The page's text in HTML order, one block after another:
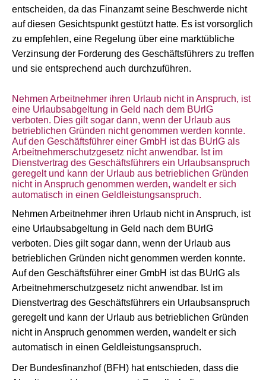
entscheiden, da das Finanzamt seine Beschwerde nicht
auf diesen Gesichtspunkt gestützt hatte. Es ist vorsorglich
zu empfehlen, eine Regelung über eine marktübliche
Verzinsung der Forderung des Geschäftsführers zu treffen
und sie entsprechend auch durchzuführen.
Nehmen Arbeitnehmer ihren Urlaub nicht in Anspruch, ist
eine Urlaubsabgeltung in Geld nach dem BUrlG
verboten. Dies gilt sogar dann, wenn der Urlaub aus
betrieblichen Gründen nicht genommen werden konnte.
Auf den Geschäftsführer einer GmbH ist das BUrlG als
Arbeitnehmerschutzgesetz nicht anwendbar. Ist im
Dienstvertrag des Geschäftsführers ein Urlaubsanspruch
geregelt und kann der Urlaub aus betrieblichen Gründen
nicht in Anspruch genommen werden, wandelt er sich
automatisch in einen Geldleistungsanspruch.
Nehmen Arbeitnehmer ihren Urlaub nicht in Anspruch, ist
eine Urlaubsabgeltung in Geld nach dem BUrlG
verboten. Dies gilt sogar dann, wenn der Urlaub aus
betrieblichen Gründen nicht genommen werden konnte.
Auf den Geschäftsführer einer GmbH ist das BUrlG als
Arbeitnehmerschutzgesetz nicht anwendbar. Ist im
Dienstvertrag des Geschäftsführers ein Urlaubsanspruch
geregelt und kann der Urlaub aus betrieblichen Gründen
nicht in Anspruch genommen werden, wandelt er sich
automatisch in einen Geldleistungsanspruch.
Der Bundesfinanzhof (BFH) hat entschieden, dass die